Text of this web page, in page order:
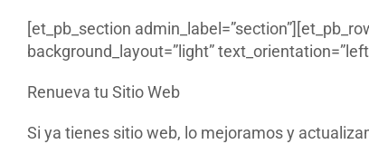
[et_pb_section
background_layout=”light”
Renueva tu Sitio Web
Si ya tienes sitio web, lo mejoramos y